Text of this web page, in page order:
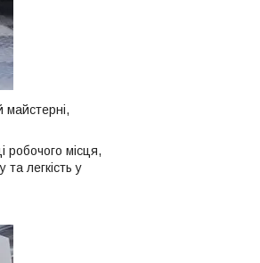
майстерні,
робочого місця,
та легкість у